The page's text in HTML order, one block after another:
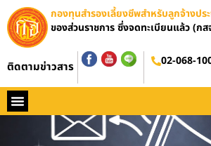
กองทุนสำรองเลี้ยงชีพสำหรับลูกจ้างปร
ของส่วนราชการ ซึ่งจดทะเบียนแล้ว (ก
ติดตามข่าวสาร 02-068-